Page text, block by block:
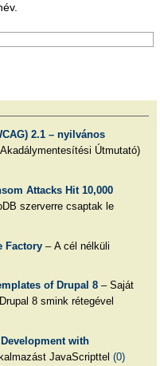
2.1 – nyilvános
Útmutató)
Attacks Hit 10,000
szerverre csaptak le
Factory– A cél nélküli
of Drupal 8– Saját
8 smink rétegével
with
JavaScripttel (0)